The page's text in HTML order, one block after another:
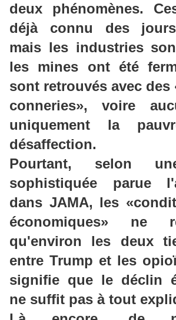
deux phénomènes.
déjà connu des
mais les industries
les mines ont été
sont retrouvés avec des
conneries», voire
uniquement la
désaffection.
Pourtant, selon
sophistiquée parue
dans JAMA, les «
économiques» ne
qu'environ les deux
entre Trump et les
signifie que le déclin
ne suffit pas à tout